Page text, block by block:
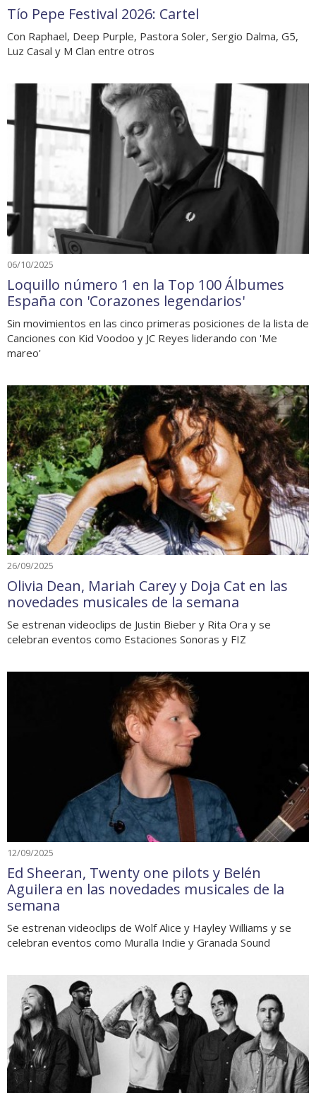
Tío Pepe Festival 2026: Cartel
Con Raphael, Deep Purple, Pastora Soler, Sergio Dalma, G5,
Luz Casal y M Clan entre otros
06/10/2025
Loquillo número 1 en la Top 100 Álbumes
España con 'Corazones legendarios'
Sin movimientos en las cinco primeras posiciones de la lista de
Canciones con Kid Voodoo y JC Reyes liderando con 'Me
mareo'
26/09/2025
Olivia Dean, Mariah Carey y Doja Cat en las
novedades musicales de la semana
Se estrenan videoclips de Justin Bieber y Rita Ora y se
celebran eventos como Estaciones Sonoras y FIZ
12/09/2025
Ed Sheeran, Twenty one pilots y Belén
Aguilera en las novedades musicales de la
semana
Se estrenan videoclips de Wolf Alice y Hayley Williams y se
celebran eventos como Muralla Indie y Granada Sound